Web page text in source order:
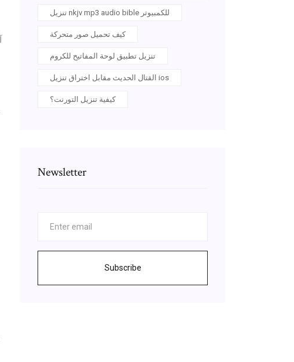
تنزيل nkjv mp3 audio bible للكمبيوتر
كيف تحميل صور متحركة
تنزيل تطبيق لوحة المفاتيح للكروم
القتال الحديث مقابل اختراق تنزيل ios
كيفية تنزيل التورنت؟
Newsletter
Subscribe